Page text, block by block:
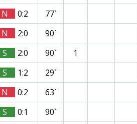
N 0:2 77`
N 2:0 90`
S 2:0 90` 1
S 1:2 29`
N 0:2 63`
S 0:1 90`